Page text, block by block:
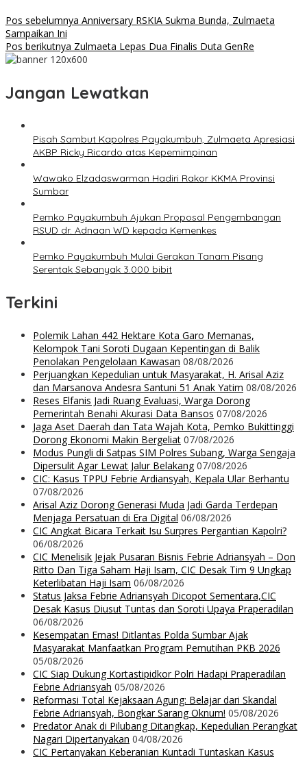
Pos sebelumnya Anniversary RSKIA Sukma Bunda, Zulmaeta
Sampaikan Ini
Pos berikutnya Zulmaeta Lepas Dua Finalis Duta GenRe
Jangan Lewatkan
Pisah Sambut Kapolres Payakumbuh, Zulmaeta Apresiasi
AKBP Ricky Ricardo atas Kepemimpinan
Wawako Elzadaswarman Hadiri Rakor KKMA Provinsi
Sumbar
Pemko Payakumbuh Ajukan Proposal Pengembangan
RSUD dr. Adnaan WD kepada Kemenkes
Pemko Payakumbuh Mulai Gerakan Tanam Pisang
Serentak Sebanyak 3.000 bibit
Terkini
Polemik Lahan 442 Hektare Kota Garo Memanas,
Kelompok Tani Soroti Dugaan Kepentingan di Balik
Penolakan Pengelolaan Kawasan 08/08/2026
Perjuangkan Kepedulian untuk Masyarakat, H. Arisal Aziz
dan Marsanova Andesra Santuni 51 Anak Yatim 08/08/2026
Reses Elfanis Jadi Ruang Evaluasi, Warga Dorong
Pemerintah Benahi Akurasi Data Bansos 07/08/2026
Jaga Aset Daerah dan Tata Wajah Kota, Pemko Bukittinggi
Dorong Ekonomi Makin Bergeliat 07/08/2026
Modus Pungli di Satpas SIM Polres Subang, Warga Sengaja
Dipersulit Agar Lewat Jalur Belakang 07/08/2026
CIC: Kasus TPPU Febrie Ardiansyah, Kepala Ular Berhantu
07/08/2026
Arisal Aziz Dorong Generasi Muda Jadi Garda Terdepan
Menjaga Persatuan di Era Digital 06/08/2026
CIC Angkat Bicara Terkait Isu Surpres Pergantian Kapolri?
06/08/2026
CIC Menelisik Jejak Pusaran Bisnis Febrie Adriansyah – Don
Ritto Dan Tiga Saham Haji Isam, CIC Desak Tim 9 Ungkap
Keterlibatan Haji Isam 06/08/2026
Status Jaksa Febrie Adriansyah Dicopot Sementara,CIC
Desak Kasus Diusut Tuntas dan Soroti Upaya Praperadilan
06/08/2026
Kesempatan Emas! Ditlantas Polda Sumbar Ajak
Masyarakat Manfaatkan Program Pemutihan PKB 2026
05/08/2026
CIC Siap Dukung Kortastipidkor Polri Hadapi Praperadilan
Febrie Adriansyah 05/08/2026
Reformasi Total Kejaksaan Agung: Belajar dari Skandal
Febrie Adriansyah, Bongkar Sarang Oknum! 05/08/2026
Predator Anak di Pilubang Ditangkap, Kepedulian Perangkat
Nagari Dipertanyakan 04/08/2026
CIC Pertanyakan Keberanian Kuntadi Tuntaskan Kasus